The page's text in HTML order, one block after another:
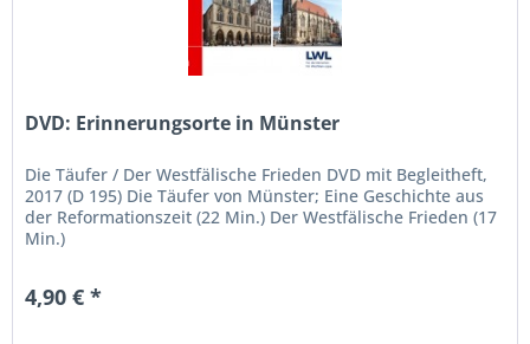
DVD: Erinnerungsorte in Münster
Die Täufer / Der Westfälische Frieden DVD mit Begleitheft,
2017 (D 195) Die Täufer von Münster; Eine Geschichte aus
der Reformationszeit (22 Min.) Der Westfälische Frieden (17
Min.)
4,90 € *